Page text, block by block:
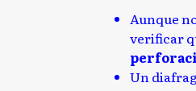
Aunque
verificar
Un